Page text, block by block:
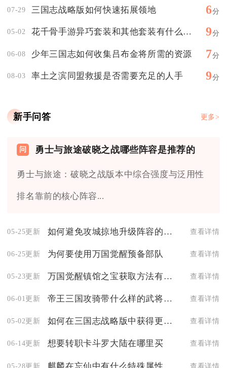
07-29 三国志战略版如何快速拓展领地 6分
05-02 花千骨手游异巧套装和其他套装有什么区别 9分
06-08 少年三国志如何收集吕布金将所需的资源 7分
08-03 率土之滨同盟救援是否需要充足的人手 9分
新手问答 更多>
勇士与旅途破晓之战哪些阵容是推荐的
勇士与旅途：破晓之战版本中综合强度与泛用性
排名靠前的核心阵容...
05-25更新 如何避免攻城掠地升级阵容的短板 查看详情
06-25更新 为何要使用万国觉醒预备部队 查看详情
05-23更新 万国觉醒镇馆之宝获取方法有哪些 查看详情
06-01更新 帝王三国攻骑带什么样的武将更合适 查看详情
05-02更新 如何在三国志战略版中获得更多的征收数量 查看详情
06-14更新 想要转职卡斗罗大陆在哪里买 查看详情
05-28更新 麒麟在忘仙中有什么特殊属性 查看详情